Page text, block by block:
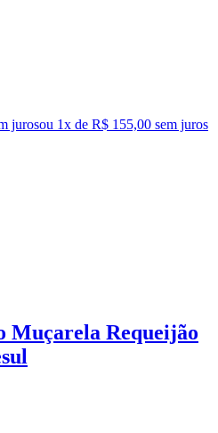
jurosou 1x de R$ 155,00 sem juros
Muçarela Requeijão